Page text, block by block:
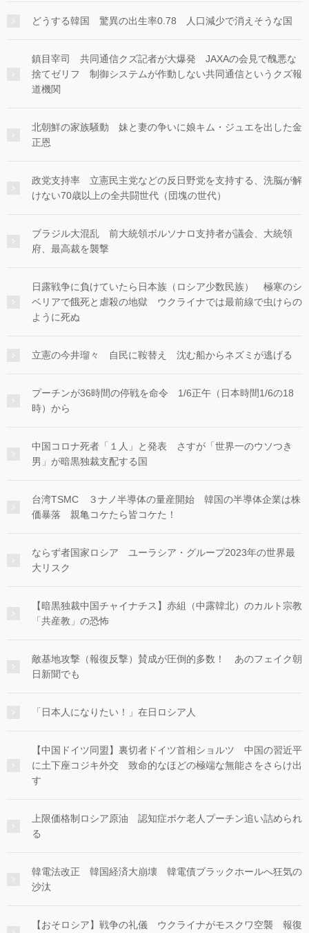
どうする韓国 驚異の出生率0.78 人口減少で消えそうな国
鎮目宰司 共同通信クズ記者が大爆発 JAXAの会見で醜悪な
捨てゼリフ 制御システムが作動しない共同通信というクズ報
道機関
北朝鮮の家族騒動 妹と妻の争いに娘キム・ジュエを出した金
正恩
政党支持率 立憲民主党などの反日野党を支持する、洗脳が解
けない70歳以上の全共闘世代（団塊の世代）
ブラジル大混乱 前大統領ボルソナロ支持者が議会、大統領
府、最高裁を襲撃
日露戦争に負けていたら日本族（ロシア少数民族） 極寒のシ
ベリアで餓死と虐殺の地獄 ウクライナでは最前線で虫けらの
ように死ぬ
立憲の今井瑠々 自民に鞍替え 沈む船からネズミが逃げる
プーチンが36時間の停戦を命令 1/6正午（日本時間1/6の18
時）から
中国コロナ死者「１人」と発表 さすが「世界一のウソつき
男」が暗黒独裁支配する国
台湾TSMC ３ナノ半導体の量産開始 韓国の半導体企業は株
価暴落 親亀コケたら皆コケた！
ならず者国家ロシア ユーラシア・グループ2023年の世界最
大リスク
【暗黒独裁中国チャイナチス】赤組（中露韓北）のカルト宗教
「共産教」の恐怖
敵基地攻撃（報復反撃）賛成が圧倒的多数！ あのフェイク朝
日新聞でも
「日本人になりたい！」在日ロシア人
【中国ドイツ同盟】裏切者ドイツ首相ショルツ 中国の習近平
に土下座コジキ外交 致命的なほどの極端な無能さをさらけ出
す
上限価格制ロシア原油 認知症ボケ老人プーチン追い詰められ
る
韓電法改正 韓国経済大崩壊 韓電債ブラックホールへ狂気の
沙汰
【おそロシア】戦争の礼儀 ウクライナがモスクワ空襲 報復